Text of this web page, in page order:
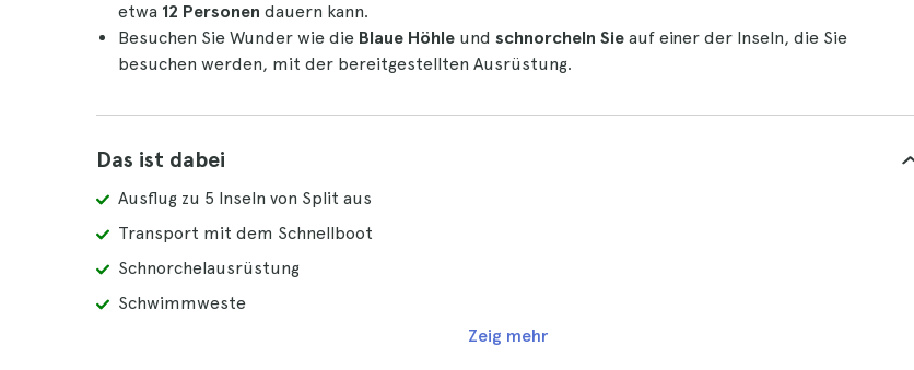
etwa 12 Personen dauern kann.
Besuchen Sie Wunder wie die Blaue Höhle und schnorcheln Sie auf einer der Inseln, die Sie
besuchen werden, mit der bereitgestellten Ausrüstung.
Das ist dabei
Ausflug zu 5 Inseln von Split aus
Transport mit dem Schnellboot
Schnorchelausrüstung
Schwimmweste
Zeig mehr